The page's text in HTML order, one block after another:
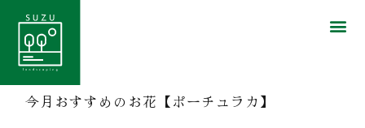
今月おすすめのお花【ポーチュラカ】